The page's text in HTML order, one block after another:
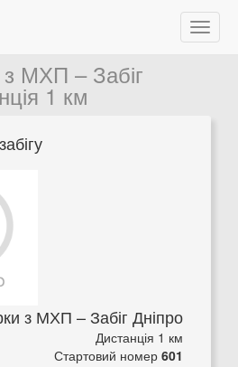
з МХП – Забіг
1 км
з МХП – Забіг Дніпро
Дистанція 1 км
Стартовий номер 601